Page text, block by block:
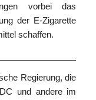
vorbei das
der E-Zigarette
schaffen.
Regierung, die
und andere im